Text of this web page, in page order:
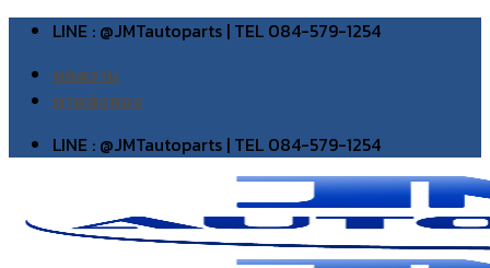
Skip
content
LINE : @JMTautoparts | TEL 084-579-1254
บทความ
ภาพส่งของ
LINE : @JMTautoparts | TEL 084-579-1254